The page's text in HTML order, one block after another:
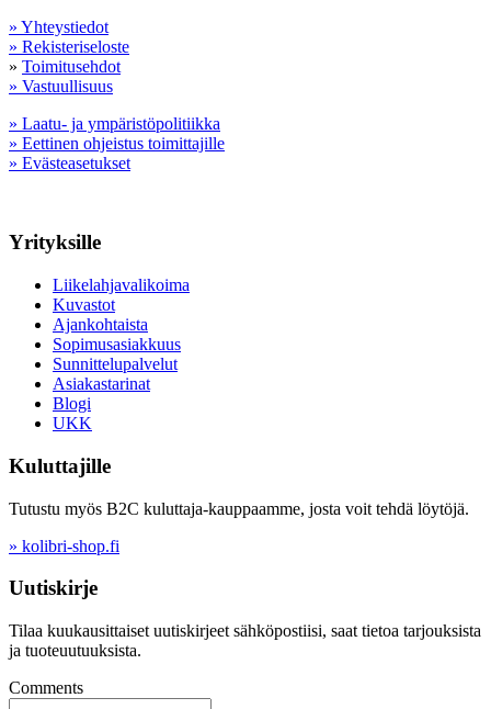
» Yhteystiedot
» Rekisteriseloste
» Toimitusehdot
» Vastuullisuus
» Laatu- ja ympäristöpolitiikka
» Eettinen ohjeistus toimittajille
» Evästeasetukset
Yrityksille
Liikelahjavalikoima
Kuvastot
Ajankohtaista
Sopimusasiakkuus
Sunnittelupalvelut
Asiakastarinat
Blogi
UKK
Kuluttajille
Tutustu myös B2C kuluttaja-kauppaamme, josta voit tehdä löytöjä.
» kolibri-shop.fi
Uutiskirje
Tilaa kuukausittaiset uutiskirjeet sähköpostiisi, saat tietoa tarjouksista
ja tuoteuutuuksista.
Comments